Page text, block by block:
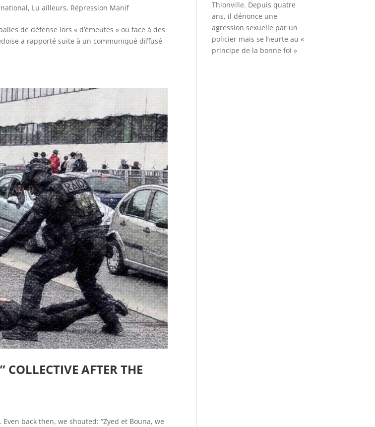
, Lu ailleurs, Répression Manif
de défense lors « d’émeutes » ou face à des
a rapporté suite à un communiqué diffusé
COLLECTIVE AFTER THE
back then, we shouted: “Zyed et Bouna, we
Thionville. Depuis quatre
ans, il dénonce une
agression sexuelle par un
policier mais se heurte au «
principe de la bonne foi »